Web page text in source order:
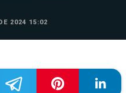
2024 15:02